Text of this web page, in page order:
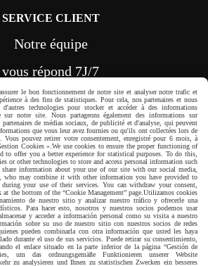
SERVICE CLIENT
Notre équipe
vous répond 7J/7
le formulaire
CONTACT
sécurisé
le bon fonctionnement de notre site et analyser notre trafic et
à des fins de statistiques. Pour cela, nos partenaires et nous
technologies pour stocker et accéder à des informations
sur notre site. Nous partageons également des informations sur
de médias sociaux, de publicité et d'analyse, qui peuvent
que vous leur avez fournies ou qu'ils ont collectées lors de
pouvez retirer votre consentement, enregistré pour 6 mois, à
Cookies ». We use cookies to ensure the proper functioning of
to offer you a better experience for statistical purposes. To do this,
or other technologies to store and access personal information such
information about your use of our site with our social media,
who may combine it with other information you have provided to
your use of their services. You can withdraw your consent,
the bottom of the “Cookie Management” page. Utilizamos cookies
de nuestro sitio y analizar nuestro tráfico y ofrecerle una
Para hacer esto, nosotros y nuestros socios podemos usar
y acceder a información personal como su visita a nuestro
sobre su uso de nuestro sitio con nuestros socios de redes
pueden combinarla con otra información que usted les haya
durante el uso de sus servicios. Puede retirar su consentimiento,
el enlace situado en la parte inferior de la página “Gestión de
um das ordnungsgemäße Funktionieren unserer Website
zu analysieren und Ihnen zu statistischen Zwecken ein besseres